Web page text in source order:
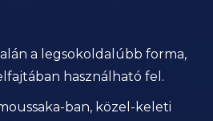
a legsokoldalúbb forma,
használható fel.
ban, közel-keleti